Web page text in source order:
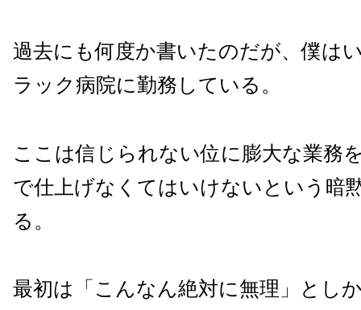
過去にも何度か書いたのだが、僕は
ラック病院に勤務している。
ここは信じられない位に膨大な業務
で仕上げなくてはいけないという暗
る。
最初は「こんなん絶対に無理」とし